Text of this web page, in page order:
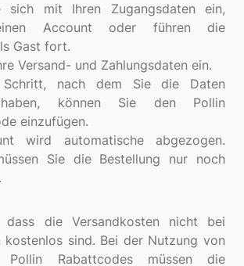
sich mit Ihren Zugangsdaten ein,
Account oder führen die
Gast fort.
Versand- und Zahlungsdaten ein.
nach dem Sie die Daten
können Sie den Pollin
einzufügen.
wird automatische abgezogen.
Sie die Bestellung nur noch
dass die Versandkosten nicht bei
kostenlos sind. Bei der Nutzung von
Pollin Rabattcodes müssen die